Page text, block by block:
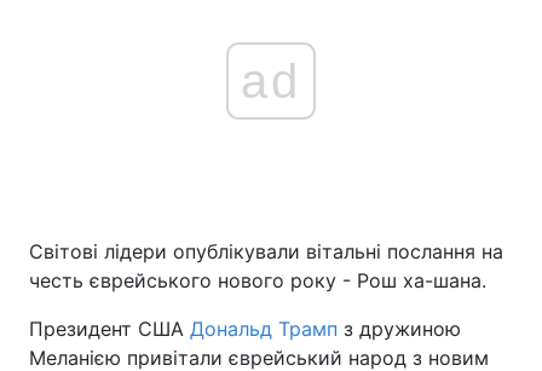
ad
Світові лідери опублікували вітальні послання на
честь єврейського нового року - Рош ха-шана.
Президент США Дональд Трамп з дружиною
Меланією привітали єврейський народ з новим